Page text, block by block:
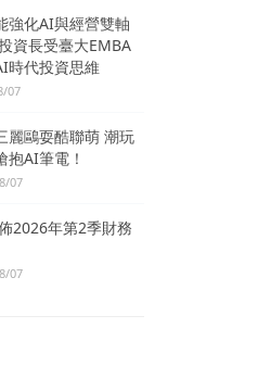
強化AI與經營雙軸
資長受臺大EMBA
時代投資思維
07
麗鷗耍酷聯萌 潮玩
抱AI筆電！
07
2026年第2季財務
07